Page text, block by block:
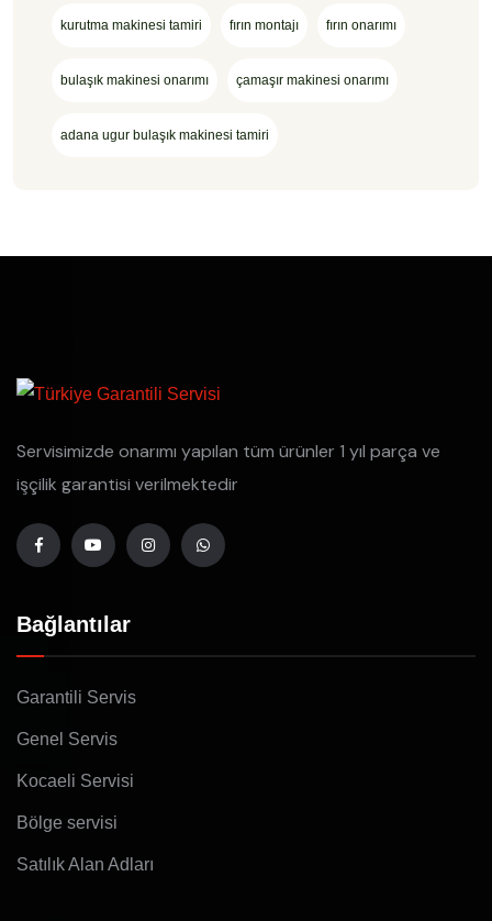
kurutma makinesi tamiri fırın montajı fırın onarımı
bulaşık makinesi onarımı çamaşır makinesi onarımı
adana ugur bulaşık makinesi tamiri
Servisimizde onarımı yapılan tüm ürünler 1 yıl parça ve
işçilik garantisi verilmektedir
Bağlantılar
Garantili Servis
Genel Servis
Kocaeli Servisi
Bölge servisi
Satılık Alan Adları